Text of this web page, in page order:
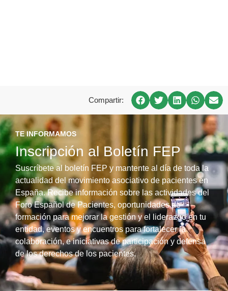
Compartir:
TE INFORMAMOS
Inscripción al Boletín FEP
Suscríbete al boletín FEP y mantente al día de toda la
actualidad del movimiento asociativo de pacientes en
España. Recibe información sobre las actividades del
Foro Español de Pacientes, oportunidades de
formación para mejorar la gestión y el liderazgo en tu
entidad, eventos y encuentros para fortalecer la
colaboración, e iniciativas de participación y defensa
de los derechos de los pacientes.